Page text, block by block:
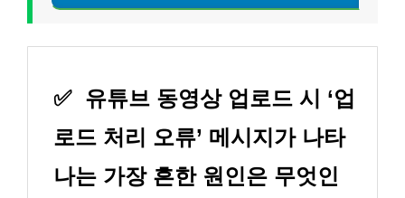
✅ 유튜브 동영상 업로드 시 ‘업
로드 처리 오류’ 메시지가 나타
나는 가장 흔한 원인은 무엇인